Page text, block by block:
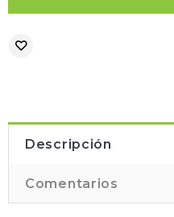
Descripción
Comentarios